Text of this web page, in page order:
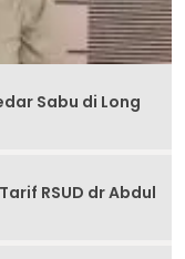
Sabu di Long
RSUD dr Abdul